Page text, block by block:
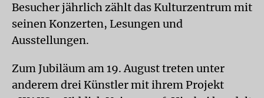
Besucher jährlich zählt das Kulturzentrum mit
seinen Konzerten, Lesungen und
Ausstellungen.
Zum Jubiläum am 19. August treten unter
anderem drei Künstler mit ihrem Projekt